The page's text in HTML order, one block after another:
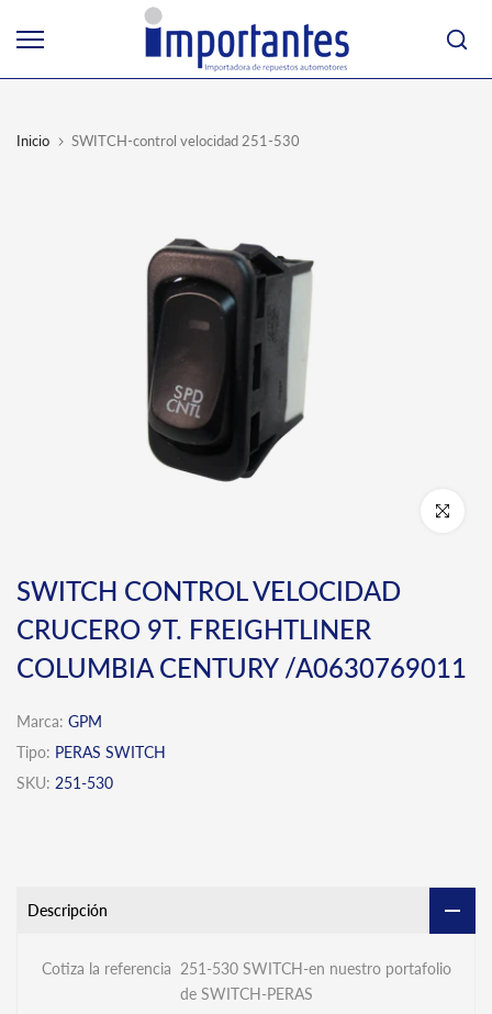
al
Inicio SWITCH-control velocidad 251-530
Click para
SWITCH CONTROL VELOCIDAD
CRUCERO 9T. FREIGHTLINER
COLUMBIA CENTURY /A0630769011
Marca: GPM
Tipo: PERAS SWITCH
SKU: 251-530
Descripción
Cotiza la referencia 251-530 SWITCH-en nuestro portafolio
de SWITCH-PERAS